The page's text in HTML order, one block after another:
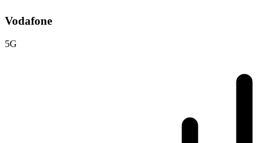
Vodafone
5G